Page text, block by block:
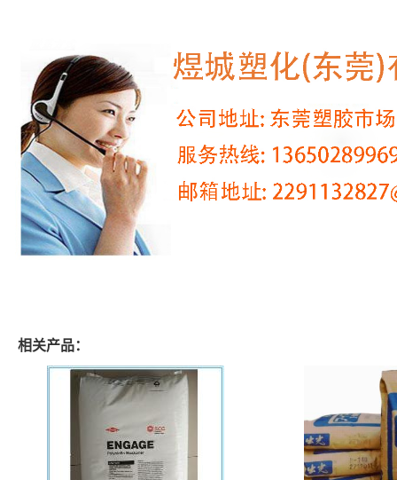
相关产品：